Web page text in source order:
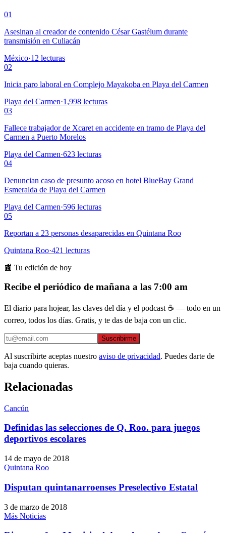
01
Asesinan al creador de contenido César Gastélum durante
transmisión en Culiacán
México·12 lecturas
02
Inicia paro laboral en Complejo Mayakoba en Playa del Carmen
Playa del Carmen·1,998 lecturas
03
Fallece trabajador de Xcaret en accidente en tramo de Playa del
Carmen a Puerto Morelos
Playa del Carmen·623 lecturas
04
Denuncian caso de presunto acoso en hotel BlueBay Grand
Esmeralda de Playa del Carmen
Playa del Carmen·596 lecturas
05
Reportan a 23 personas desaparecidas en Quintana Roo
Quintana Roo·421 lecturas
📰 Tu edición de hoy
Recibe el periódico de mañana a las 7:00 am
El diario para hojear, las claves del día y el podcast ☕ — todo en un
correo, todos los días. Gratis, y te das de baja con un clic.
Suscribirme
Al suscribirte aceptas nuestro aviso de privacidad. Puedes darte de
baja cuando quieras.
Relacionadas
Cancún
Definidas las selecciones de Q. Roo. para juegos
deportivos escolares
14 de mayo de 2018
Quintana Roo
Disputan quintanarroenses Preselectivo Estatal
3 de marzo de 2018
Más Noticias